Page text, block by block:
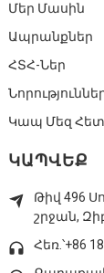
Մեր Մասին
Ապրանքներ
ՀՏՀ-Ներ
Կապ Մեզ Հետ
ԿԱՊՎԵՔ
Թիվ 496
շրջան,
Հեռ.՝+86